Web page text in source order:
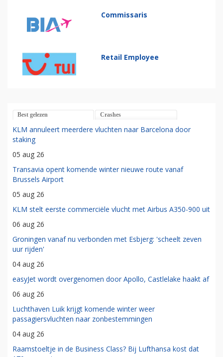
Commissaris
Retail Employee
Best gelezen Crashes
KLM annuleert meerdere vluchten naar Barcelona door
staking
05 aug 26
Transavia opent komende winter nieuwe route vanaf
Brussels Airport
05 aug 26
KLM stelt eerste commerciële vlucht met Airbus A350-900 uit
06 aug 26
Groningen vanaf nu verbonden met Esbjerg: 'scheelt zeven
uur rijden'
04 aug 26
easyJet wordt overgenomen door Apollo, Castlelake haakt af
06 aug 26
Luchthaven Luik krijgt komende winter weer
passagiersvluchten naar zonbestemmingen
04 aug 26
Raamstoeltje in de Business Class? Bij Lufthansa kost dat